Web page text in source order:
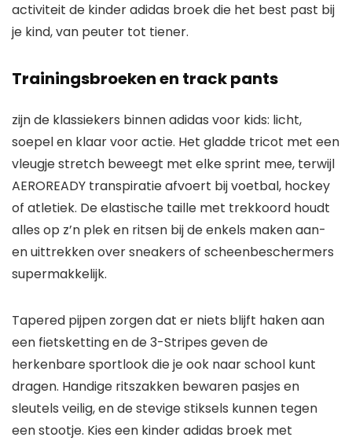
activiteit de kinder adidas broek die het best past bij
je kind, van peuter tot tiener.
Trainingsbroeken en track pants
zijn de klassiekers binnen adidas voor kids: licht,
soepel en klaar voor actie. Het gladde tricot met een
vleugje stretch beweegt met elke sprint mee, terwijl
AEROREADY transpiratie afvoert bij voetbal, hockey
of atletiek. De elastische taille met trekkoord houdt
alles op z’n plek en ritsen bij de enkels maken aan-
en uittrekken over sneakers of scheenbeschermers
supermakkelijk.
Tapered pijpen zorgen dat er niets blijft haken aan
een fietsketting en de 3-Stripes geven de
herkenbare sportlook die je ook naar school kunt
dragen. Handige ritszakken bewaren pasjes en
sleutels veilig, en de stevige stiksels kunnen tegen
een stootje. Kies een kinder adidas broek met